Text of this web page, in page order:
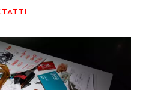
2022
МАРГІНАЛІЇ
ПЛАТФОРМА